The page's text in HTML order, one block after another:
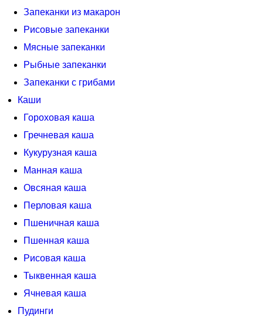
Запеканки из макарон
Рисовые запеканки
Мясные запеканки
Рыбные запеканки
Запеканки с грибами
Каши
Гороховая каша
Гречневая каша
Кукурузная каша
Манная каша
Овсяная каша
Перловая каша
Пшеничная каша
Пшенная каша
Рисовая каша
Тыквенная каша
Ячневая каша
Пудинги